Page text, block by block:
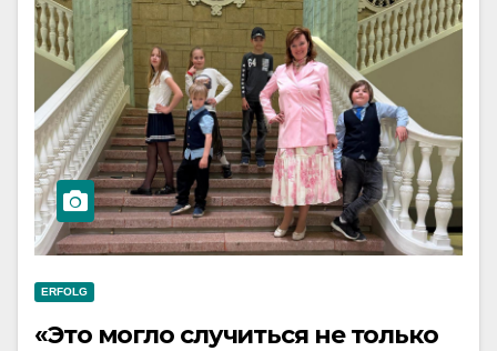
ERFOLG
«Это могло случиться не только